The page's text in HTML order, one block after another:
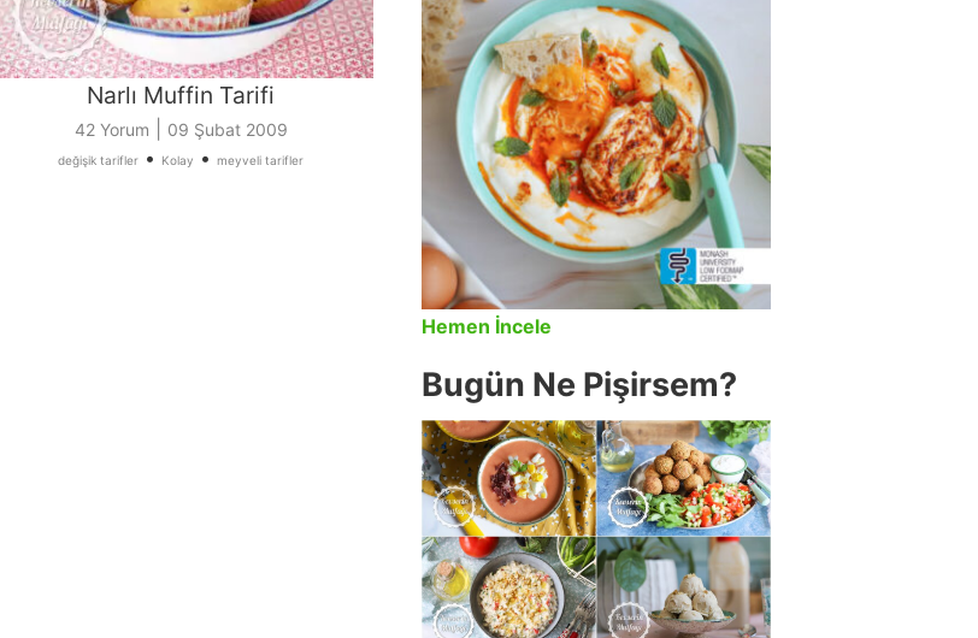
Narlı Muffin Tarifi
42 Yorum 09 Şubat 2009
değişik tarifler • Kolay • meyveli tarifler
Hemen İncele
Bugün Ne Pişirsem?